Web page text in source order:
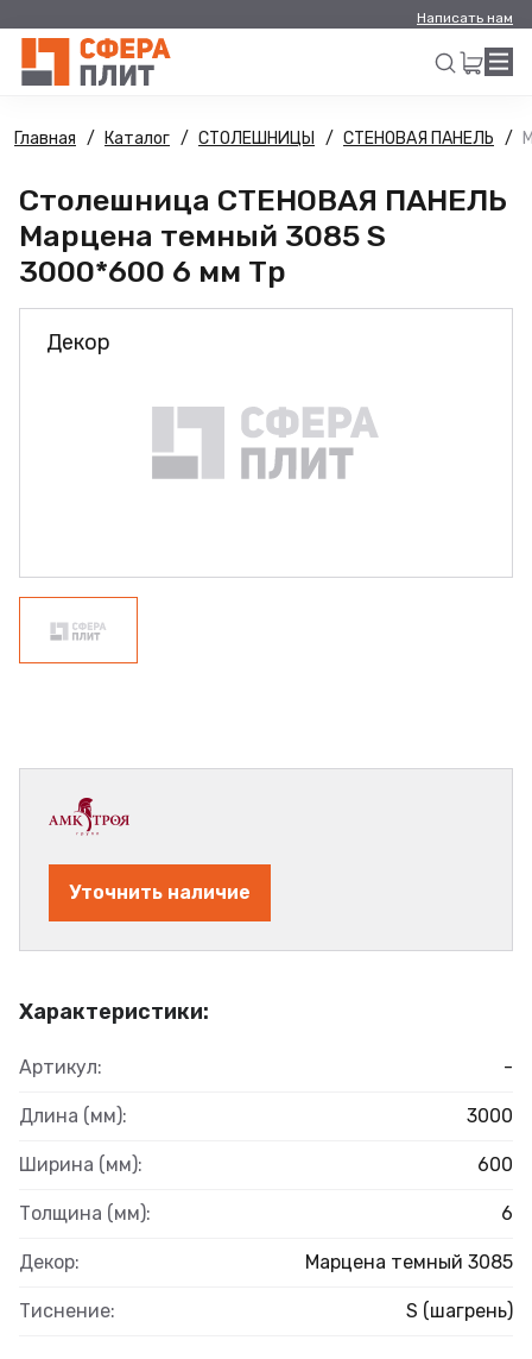
Написать нам
Искать
Главная Каталог СТОЛЕШНИЦЫ СТЕНОВАЯ ПАНЕЛЬ
Столешница СТЕНОВАЯ ПАНЕЛЬ
Марцена темный 3085 S
3000*600 6 мм Тр
Декор
Характеристики:
Артикул: -
Длина (мм): 3000
Ширина (мм): 600
Толщина (мм): 6
Декор: Марцена темный 3085
Тиснение: S (шагрень)
Уточнить наличие